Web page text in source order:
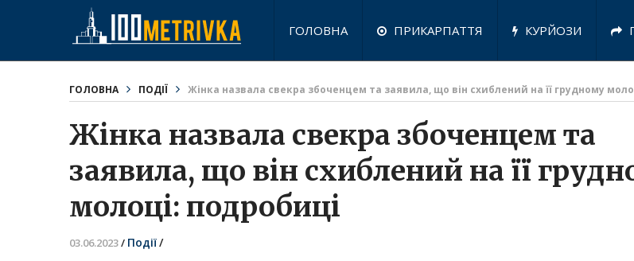
ГОЛОВНА ПРИКАРПАТТЯ КУРЙОЗИ
ГОЛОВНА ПОДІЇ Жінка назвала свекра збоченцем та заявила, що він схиблений на її грудному
Жінка назвала свекра збоченцем та
заявила, що він схиблений на її
молоці: подробиці
03.06.2023/ Події/